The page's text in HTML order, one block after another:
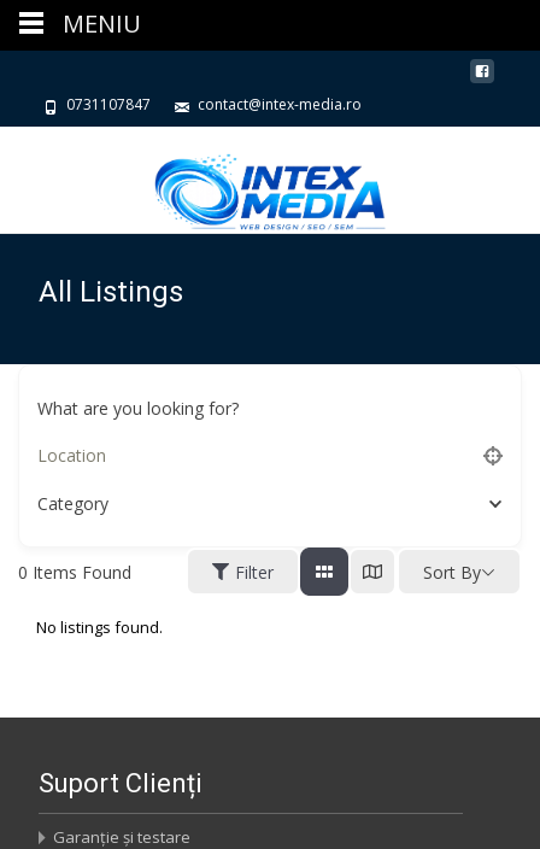
0731107847 contact@intex-media.ro
All Listings
What are you looking for?
Category
0 Items Found Filter Sort By
No listings found.
Suport Clienți
Garanție și testare
MENIU